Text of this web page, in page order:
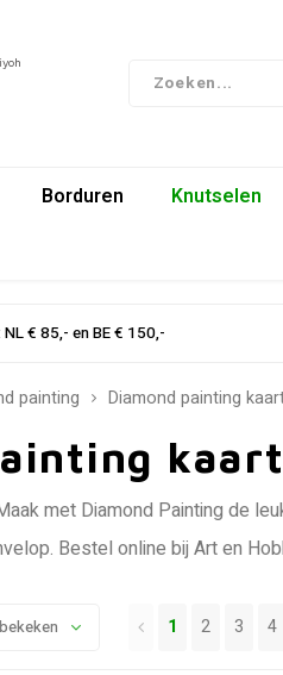
Borduren Knutselen
€ 85,- en BE € 150,-
painting Diamond painting
met Diamond Painting de
Bestel online bij Art en
1 2 3 4